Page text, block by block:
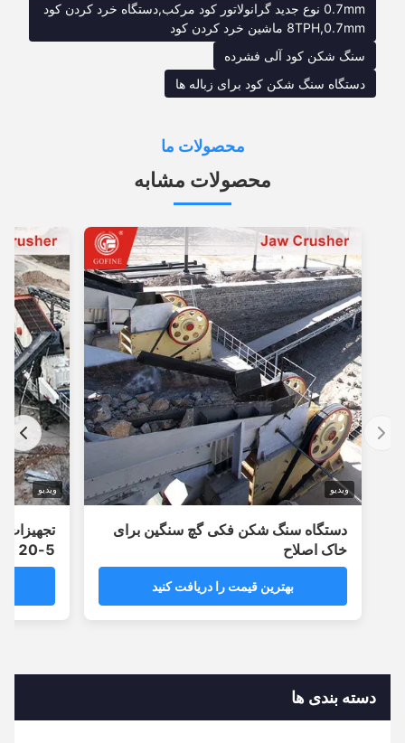
0.7mm نوع جدید گرانولاتور کود مرکب,دستگاه خرد کردن کود
8TPH,0.7mm ماشین خرد کردن کود
سنگ شکن کود آلی فشرده
دستگاه سنگ شکن کود برای زباله ها
محصولات ما
محصولات مشابه
دستگاه سنگ شکن فکی گچ سنگین برای
خاک اصلاح
بهترین قیمت را دریافت کنید
ویدیو
تجهیزات
دسته بندی ها